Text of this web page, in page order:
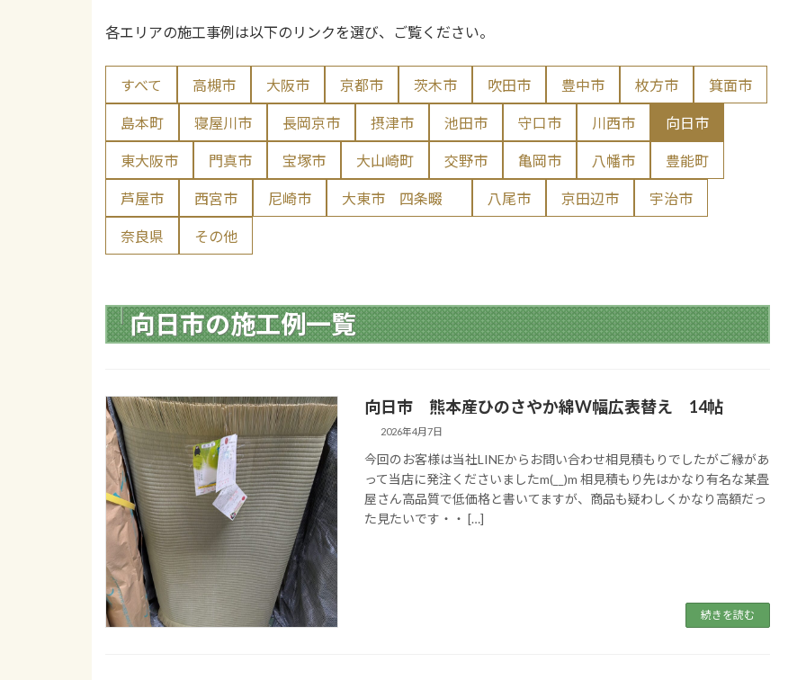
各エリアの施工事例は以下のリンクを選び、ご覧ください。
すべて 高槻市 大阪市 京都市 茨木市 吹田市 豊中市 枚方市 箕面市
島本町 寝屋川市 長岡京市 摂津市 池田市 守口市 川西市 向日市
東大阪市 門真市 宝塚市 大山崎町 交野市 亀岡市 八幡市 豊能町
芦屋市 西宮市 尼崎市 大東市 四条畷 八尾市 京田辺市 宇治市
奈良県 その他
向日市の施工例一覧
向日市 熊本産ひのさやか綿W幅広表替え 14帖
2026年4月7日
今回のお客様は当社LINEからお問い合わせ相見積もりでしたがご縁があ
って当店に発注くださいましたm(__)m 相見積もり先はかなり有名な某畳
屋さん高品質で低価格と書いてますが、商品も疑わしくかなり高額だっ
た見たいです・・ […]
続きを読む